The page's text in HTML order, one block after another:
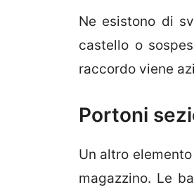
Ne esistono di
castello o
raccordo viene
Portoni
Un altro
magazzino. Le